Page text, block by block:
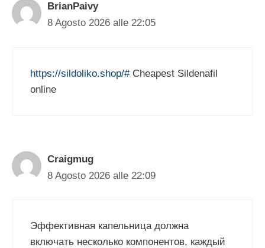
BrianPaivy
8 Agosto 2026 alle 22:05
https://sildoliko.shop/#Cheapest Sildenafil
online
Craigmug
8 Agosto 2026 alle 22:09
Эффективная капельница должна
включать несколько компонентов, каждый